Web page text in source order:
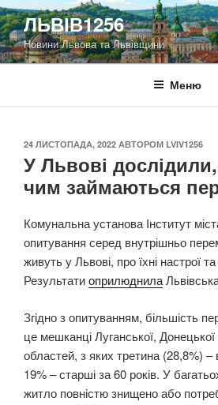
Перейти
до
вмісту
ЛЬВІВ1256
Новини Львова та Львівщини
Меню
ОПУБЛІКОВАНО
24 ЛИСТОПАДА, 2022 АВТОРОМ LVIV1256
У Львові
чим займаються
Комунальна установа Інститут
опитування серед внутрішньо
живуть у Львові, про їхні настрої
Результатиоприлюднила
Згідно з опитуванням, більшість
це мешканці Луганської, Донецької
областей, з яких третина (28,8%) –
19% – старші за 60 років. У
житло повністю знищено або